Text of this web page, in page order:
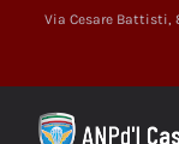
Via Cesare Battisti,